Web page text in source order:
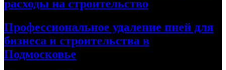
расходы на строительство
Профессиональное удаление пней для
бизнеса и строительства в
Подмосковье